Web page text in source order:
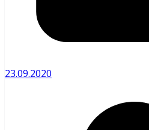
23.09.2020